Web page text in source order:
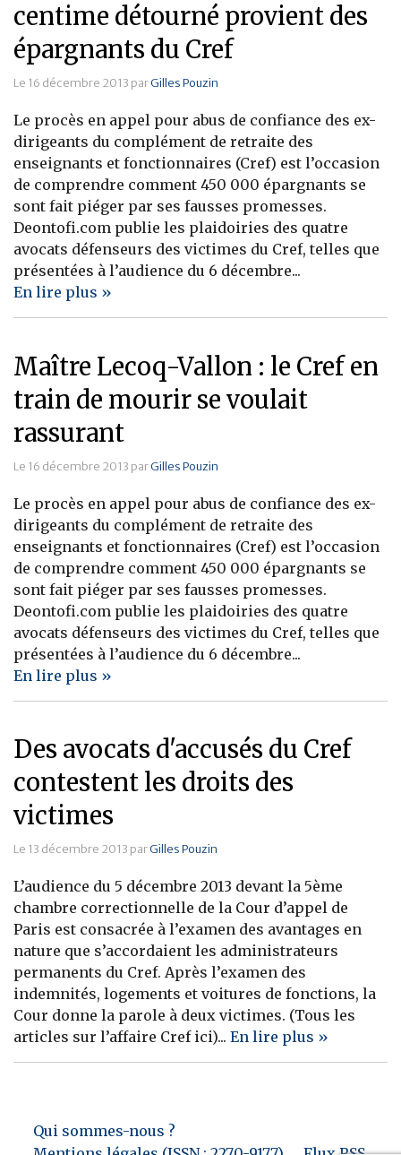
centime détourné provient des
épargnants du Cref
Le 16 décembre 2013 parGilles Pouzin
Le procès en appel pour abus de confiance des ex-
dirigeants du complément de retraite des
enseignants et fonctionnaires (Cref) est l’occasion
de comprendre comment 450 000 épargnants se
sont fait piéger par ses fausses promesses.
Deontofi.com publie les plaidoiries des quatre
avocats défenseurs des victimes du Cref, telles que
présentées à l’audience du 6 décembre...
En lire plus »
Maître Lecoq-Vallon : le Cref en
train de mourir se voulait
rassurant
Le 16 décembre 2013 parGilles Pouzin
Le procès en appel pour abus de confiance des ex-
dirigeants du complément de retraite des
enseignants et fonctionnaires (Cref) est l’occasion
de comprendre comment 450 000 épargnants se
sont fait piéger par ses fausses promesses.
Deontofi.com publie les plaidoiries des quatre
avocats défenseurs des victimes du Cref, telles que
présentées à l’audience du 6 décembre...
En lire plus »
Des avocats d'accusés du Cref
contestent les droits des
victimes
Le 13 décembre 2013 parGilles Pouzin
L’audience du 5 décembre 2013 devant la 5ème
chambre correctionnelle de la Cour d’appel de
Paris est consacrée à l’examen des avantages en
nature que s’accordaient les administrateurs
permanents du Cref. Après l’examen des
indemnités, logements et voitures de fonctions, la
Cour donne la parole à deux victimes. (Tous les
articles sur l’affaire Cref ici)... En lire plus »
Qui sommes-nous ?